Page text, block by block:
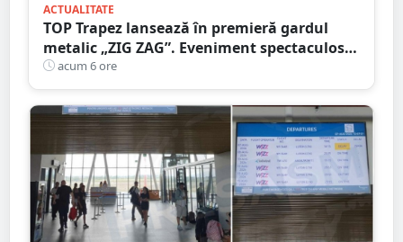
ACTUALITATE
TOP Trapez lansează în premieră gardul
metalic „ZIG ZAG”. Eveniment spectaculos
în Grădina Romei
acum 6 ore